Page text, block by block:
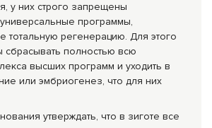
у них строго запрещены
универсальные программы,
тотальную регенерацию. Для этого
полностью всю
высших программ и уходить в
или эмбриогенез, что для них
утверждать, что в зиготе все